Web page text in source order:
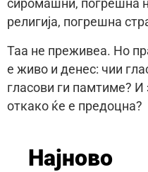
сиромашни, погрешна
религија, погрешна
Таа не преживеа. Но
е живо и денес: чии
гласови ги памтиме?
откако ќе е предоцна?
Најново